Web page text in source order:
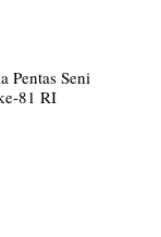
Pentas Seni
81 RI